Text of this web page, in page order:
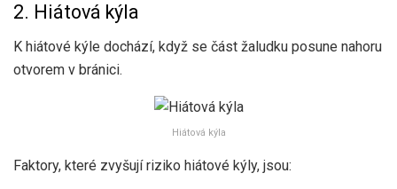
2. Hiátová kýla
K hiátové kýle dochází, když se část žaludku posune nahoru
otvorem v bránici.
Hiátová kýla
Faktory, které zvyšují riziko hiátové kýly, jsou: